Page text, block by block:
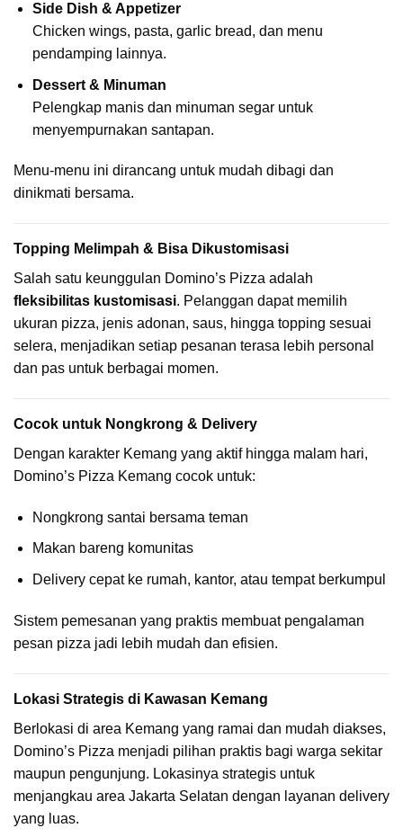
Side Dish & Appetizer
Chicken wings, pasta, garlic bread, dan menu
pendamping lainnya.
Dessert & Minuman
Pelengkap manis dan minuman segar untuk
menyempurnakan santapan.
Menu-menu ini dirancang untuk mudah dibagi dan
dinikmati bersama.
Topping Melimpah & Bisa Dikustomisasi
Salah satu keunggulan Domino’s Pizza adalah
fleksibilitas kustomisasi. Pelanggan dapat memilih
ukuran pizza, jenis adonan, saus, hingga topping sesuai
selera, menjadikan setiap pesanan terasa lebih personal
dan pas untuk berbagai momen.
Cocok untuk Nongkrong & Delivery
Dengan karakter Kemang yang aktif hingga malam hari,
Domino’s Pizza Kemang cocok untuk:
Nongkrong santai bersama teman
Makan bareng komunitas
Delivery cepat ke rumah, kantor, atau tempat berkumpul
Sistem pemesanan yang praktis membuat pengalaman
pesan pizza jadi lebih mudah dan efisien.
Lokasi Strategis di Kawasan Kemang
Berlokasi di area Kemang yang ramai dan mudah diakses,
Domino’s Pizza menjadi pilihan praktis bagi warga sekitar
maupun pengunjung. Lokasinya strategis untuk
menjangkau area Jakarta Selatan dengan layanan delivery
yang luas.